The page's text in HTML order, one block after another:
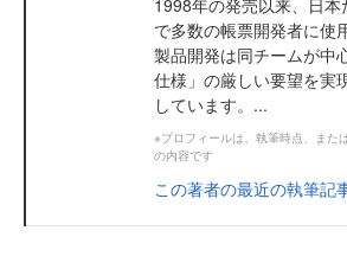
1998年の発売以来、日
で多数の帳票開発者に使
製品開発は同チームが中
仕様」の厳しい要望を実
しています。...
※プロフィールは、執筆時点、また
の内容です
この著者の最近の執筆記